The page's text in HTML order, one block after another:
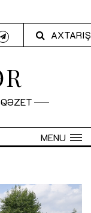
AXTARIŞ
MENU